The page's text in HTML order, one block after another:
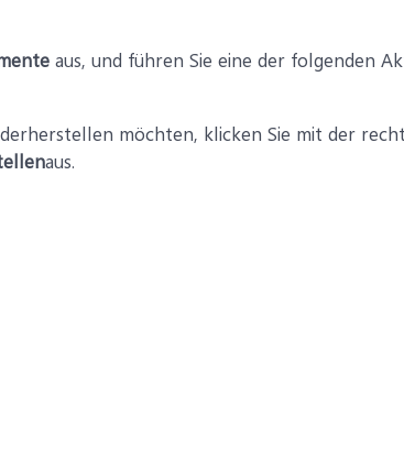
aus, und führen Sie eine der folgenden
möchten, klicken Sie mit der
aus.